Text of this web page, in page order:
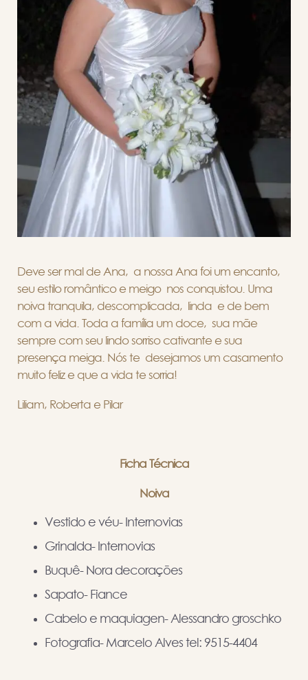
Deve ser mal de Ana, a nossa Ana foi um encanto,
seu estilo romântico e meigo nos conquistou. Uma
noiva tranquila, descomplicada, linda e de bem
com a vida. Toda a família um doce, sua mãe
sempre com seu lindo sorriso cativante e sua
presença meiga. Nós te desejamos um casamento
muito feliz e que a vida te sorria!
Liliam, Roberta e Pilar
Ficha Técnica
Noiva
Vestido e véu- Internovias
Grinalda- Internovias
Buquê- Nora decorações
Sapato- Fiance
Cabelo e maquiagen- Alessandro groschko
Fotografia- Marcelo Alves tel: 9515-4404